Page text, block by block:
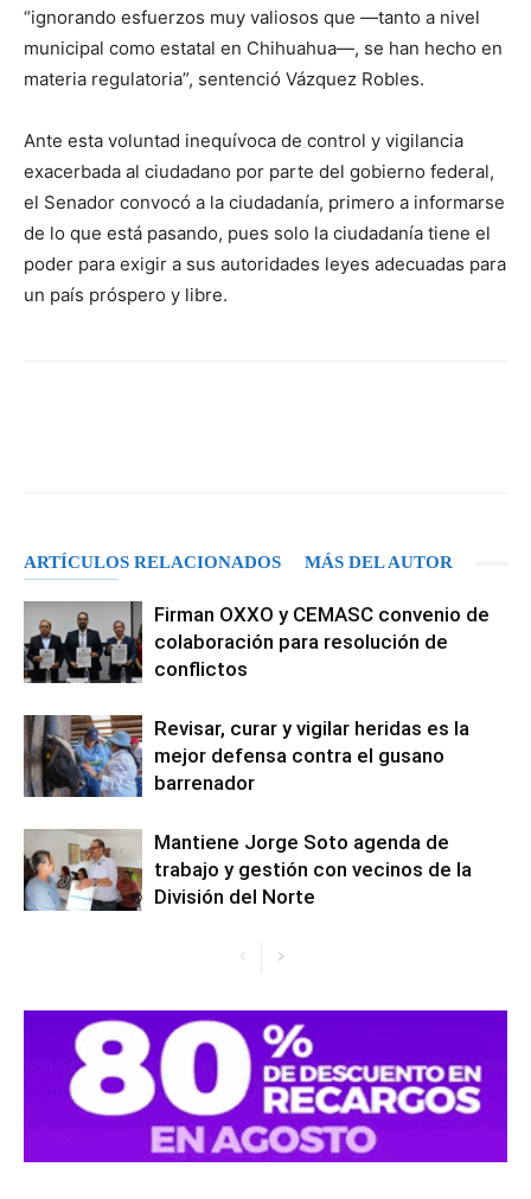
“ignorando esfuerzos muy valiosos que —tanto a nivel
municipal como estatal en Chihuahua—, se han hecho en
materia regulatoria”, sentenció Vázquez Robles.
Ante esta voluntad inequívoca de control y vigilancia
exacerbada al ciudadano por parte del gobierno federal,
el Senador convocó a la ciudadanía, primero a informarse
de lo que está pasando, pues solo la ciudadanía tiene el
poder para exigir a sus autoridades leyes adecuadas para
un país próspero y libre.
ARTÍCULOS RELACIONADOS MÁS DEL AUTOR
Firman OXXO y CEMASC convenio de
colaboración para resolución de
conflictos
Revisar, curar y vigilar heridas es la
mejor defensa contra el gusano
barrenador
Mantiene Jorge Soto agenda de
trabajo y gestión con vecinos de la
División del Norte